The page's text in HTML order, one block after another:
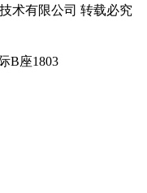
术有限公司 转载必究
B座1803